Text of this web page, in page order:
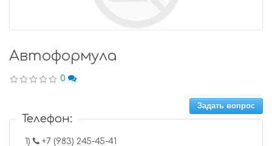
Автоформула
0
Задать вопрос
Телефон:
1)
+7 (983) 245-45-41